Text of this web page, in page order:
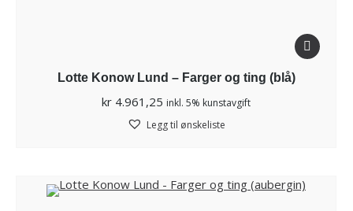
Lotte Konow Lund – Farger og ting (blå)
kr 4.961,25 inkl. 5% kunstavgift
Legg til ønskeliste